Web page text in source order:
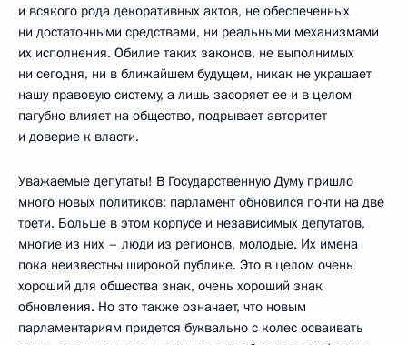
и всякого рода декоративных актов, не обеспеченных
ни достаточными средствами, ни реальными механизмами
их исполнения. Обилие таких законов, не выполнимых
ни сегодня, ни в ближайшем будущем, никак не украшает
нашу правовую систему, а лишь засоряет ее и в целом
пагубно влияет на общество, подрывает авторитет
и доверие к власти.
Уважаемые депутаты! В Государственную Думу пришло
много новых политиков: парламент обновился почти на две
трети. Больше в этом корпусе и независимых депутатов,
многие из них – люди из регионов, молодые. Их имена
пока неизвестны широкой публике. Это в целом очень
хороший для общества знак, очень хороший знак
обновления. Но это также означает, что новым
парламентариям придется буквально с колес осваивать